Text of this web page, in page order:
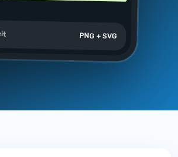
PNG + SVG